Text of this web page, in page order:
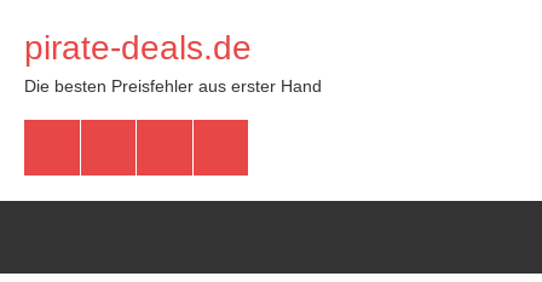
Inhalt
springen
pirate-deals.de
Die besten Preisfehler aus erster Hand